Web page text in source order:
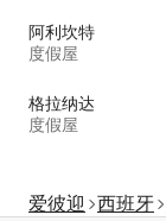
阿利坎特
度假屋
格拉纳达
度假屋
爱彼迎 西班牙